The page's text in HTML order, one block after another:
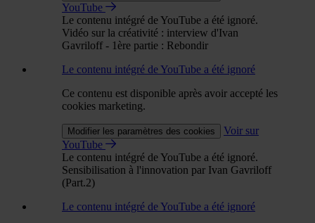
YouTube
Le contenu intégré de YouTube a été ignoré.
Vidéo sur la créativité : interview d'Ivan
Gavriloff - 1ère partie : Rebondir
Le contenu intégré de YouTube a été ignoré
Ce contenu est disponible après avoir accepté les
cookies marketing.
Modifier les paramètres des cookies
Voir sur
YouTube
Le contenu intégré de YouTube a été ignoré.
Sensibilisation à l'innovation par Ivan Gavriloff
(Part.2)
Le contenu intégré de YouTube a été ignoré